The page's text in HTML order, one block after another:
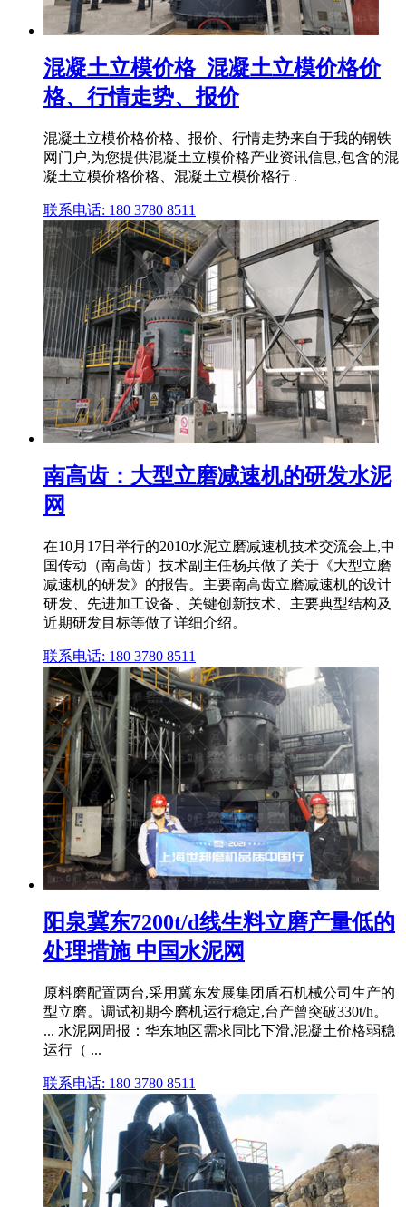
混凝土立模价格_混凝土立模价格价
格、行情走势、报价
混凝土立模价格价格、报价、行情走势来自于我的钢铁
网门户,为您提供混凝土立模价格产业资讯信息,包含的混
凝土立模价格价格、混凝土立模价格行 .
联系电话: 180 3780 8511
南高齿：大型立磨减速机的研发水泥
网
在10月17日举行的2010水泥立磨减速机技术交流会上,中
国传动（南高齿）技术副主任杨兵做了关于《大型立磨
减速机的研发》的报告。主要南高齿立磨减速机的设计
研发、先进加工设备、关键创新技术、主要典型结构及
近期研发目标等做了详细介绍。
联系电话: 180 3780 8511
阳泉冀东7200t/d线生料立磨产量低的
处理措施 中国水泥网
原料磨配置两台,采用冀东发展集团盾石机械公司生产的
型立磨。调试初期今磨机运行稳定,台产曾突破330t/h。
... 水泥网周报：华东地区需求同比下滑,混凝土价格弱稳
运行（ ...
联系电话: 180 3780 8511